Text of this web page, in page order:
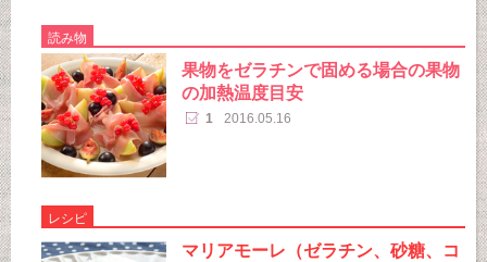
読み物
果物をゼラチンで固める場合の果物
の加熱温度目安
1 2016.05.16
レシピ
マリアモーレ（ゼラチン、砂糖、コ